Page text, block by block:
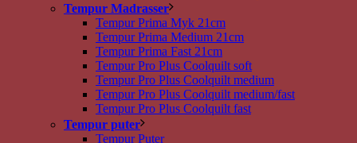
Tempur Madrasser
Tempur Prima Myk 21cm
Tempur Prima Medium 21cm
Tempur Prima Fast 21cm
Tempur Pro Plus Coolquilt soft
Tempur Pro Plus Coolquilt medium
Tempur Pro Plus Coolquilt medium/fast
Tempur Pro Plus Coolquilt fast
Tempur puter
Tempur Puter